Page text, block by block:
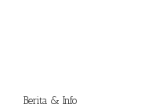
Berita & Info